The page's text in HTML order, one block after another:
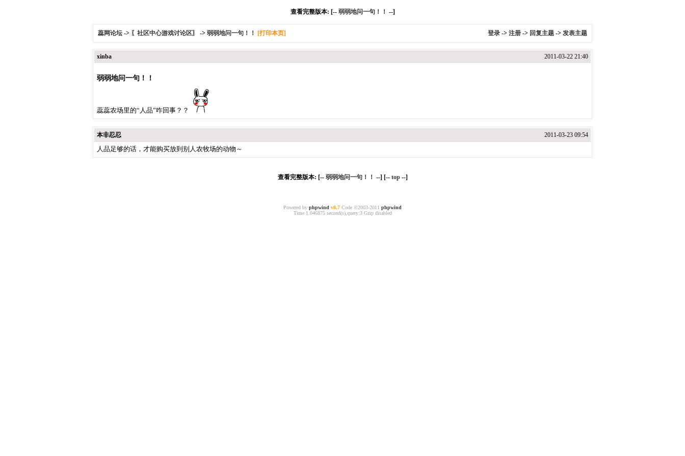
查看完整版本: [-- 弱弱地问一句！！ --]
蕊网论坛 -> 〖社区中心游戏讨论区〗 -> 弱弱地问一句！！ [打印本页] 登录 -> 注册 -> 回复主题 -> 发表主题
xinba 2011-03-22 21:40
弱弱地问一句！！
蕊蕊农场里的“人品”咋回事？？
本非忍忍 2011-03-23 09:54
人品足够的话，才能购买放到别人农牧场的动物～
查看完整版本: [-- 弱弱地问一句！！ --] [-- top--]
Powered by phpwind v8.7 Code ©2003-2011 phpwind
Time 1.046875 second(s),query:3 Gzip disabled